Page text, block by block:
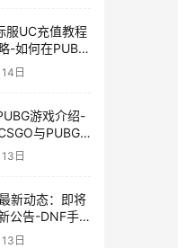
服UC充值教程
-如何在PUBG
行高效且安全
日
游戏介绍-
与PUBG
射击游戏
日
新动态：即将
公告-DNF手
与更新时间表
日